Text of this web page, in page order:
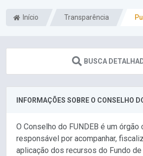
Início Transparência
BUSCA
INFORMAÇÕES SOBRE O CONSELHO
O Conselho do FUNDEB é um órgão
responsável por acompanhar,
aplicação dos recursos do Fundo